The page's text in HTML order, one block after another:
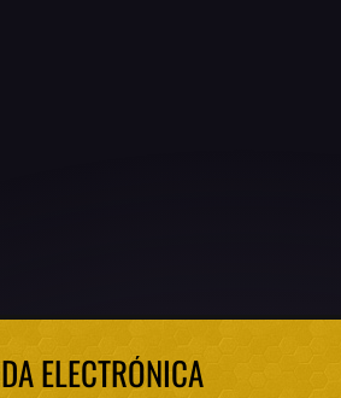
ELECTRÓNICA